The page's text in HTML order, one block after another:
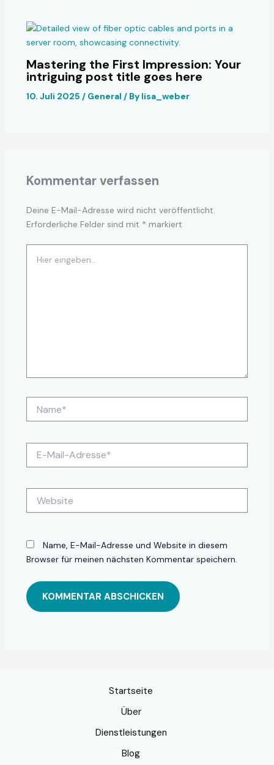
Mastering the First Impression: Your
intriguing post title goes here
10. Juli 2025 / General / By lisa_weber
Kommentar verfassen
Deine E-Mail-Adresse wird nicht veröffentlicht.
Erforderliche Felder sind mit * markiert
eingeben…
Mail-
Name, E-Mail-Adresse und Website in diesem
Browser für meinen nächsten Kommentar speichern.
Startseite
Über
Dienstleistungen
Blog